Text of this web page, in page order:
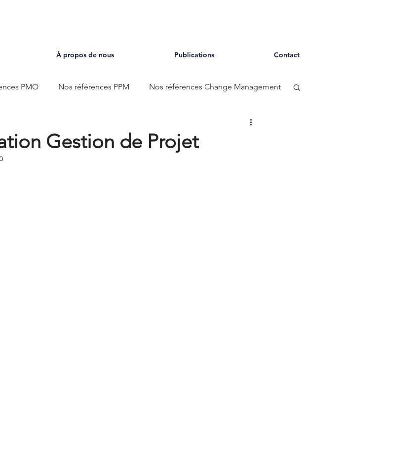
À propos de nous Publications Contact
PMO Nos références PPM Nos références Change Management
Gestion de Projet